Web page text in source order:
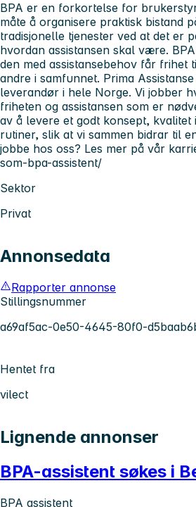
BPA er en forkortelse for
måte å organisere praktisk bistand
tradisjonelle tjenester ved at det er
hvordan assistansen skal være.
den med assistansebehov får frihet
andre i samfunnet. Prima
leverandør i hele Norge. Vi jobber
friheten og assistansen som er
av å levere et godt konsept,
rutiner, slik at vi sammen bidrar til
jobbe hos oss? Les mer på vår
som-bpa-assistent/
Sektor
Privat
Annonsedata
Rapporter annonse
Stillingsnummer
a69af5ac-0e50-4645-80f0-
Hentet fra
vilect
Lignende annonser
BPA-assistent søkes i
BPA assistent